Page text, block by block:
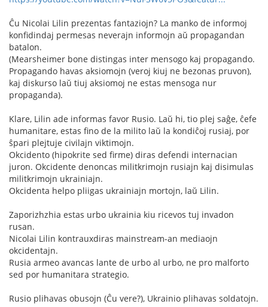
Ĉu Nicolai Lilin prezentas fantaziojn? La manko de informoj
konfidindaj permesas neverajn informojn aŭ propagandan
batalon.
(Mearsheimer bone distingas inter mensogo kaj propagando.
Propagando havas aksiomojn (veroj kiuj ne bezonas pruvon),
kaj diskurso laŭ tiuj aksiomoj ne estas mensoga nur
propaganda).
Klare, Lilin ade informas favor Rusio. Laŭ hi, tio plej saĝe, ĉefe
humanitare, estas fino de la milito laŭ la kondiĉoj rusiaj, por
ŝpari plejtuje civilajn viktimojn.
Okcidento (hipokrite sed firme) diras defendi internacian
juron. Okcidente denoncas militkrimojn rusiajn kaj disimulas
militkrimojn ukrainiajn.
Okcidenta helpo pliigas ukrainiajn mortojn, laŭ Lilin.
Zaporizhzhia estas urbo ukrainia kiu ricevos tuj invadon
rusan.
Nicolai Lilin kontrauxdiras mainstream-an mediaojn
okcidentajn.
Rusia armeo avancas lante de urbo al urbo, ne pro malforto
sed por humanitara strategio.
Rusio plihavas obusojn (Ĉu vere?), Ukrainio plihavas soldatojn.